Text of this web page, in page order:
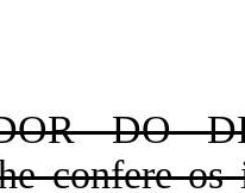
DO
confere